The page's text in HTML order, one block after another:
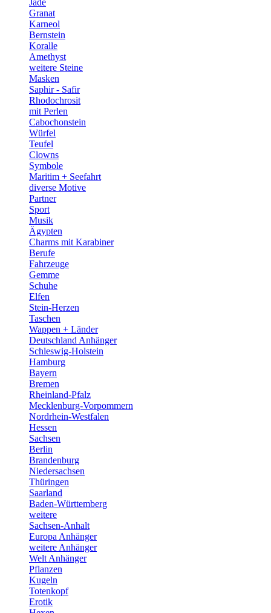
Granat
Karneol
Bernstein
Koralle
Amethyst
weitere Steine
Masken
Saphir - Safir
Rhodochrosit
mit Perlen
Cabochonstein
Würfel
Teufel
Clowns
Symbole
Maritim + Seefahrt
diverse Motive
Partner
Sport
Musik
Ägypten
Charms mit Karabiner
Berufe
Fahrzeuge
Gemme
Schuhe
Elfen
Stein-Herzen
Taschen
Wappen + Länder
Deutschland Anhänger
Schleswig-Holstein
Hamburg
Bayern
Bremen
Rheinland-Pfalz
Mecklenburg-Vorpommern
Nordrhein-Westfalen
Hessen
Sachsen
Berlin
Brandenburg
Niedersachsen
Thüringen
Saarland
Baden-Württemberg
weitere
Sachsen-Anhalt
Europa Anhänger
weitere Anhänger
Welt Anhänger
Pflanzen
Kugeln
Totenkopf
Erotik